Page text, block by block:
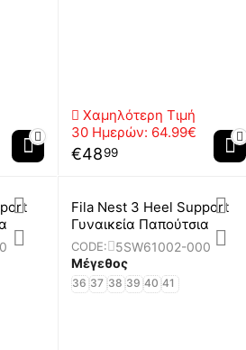
Χαμηλότερη Τιμή
30 Ημερών: 64.99€
€4899
Fila Nest 3 Heel Support
Γυναικεία Παπούτσια
CODE:
5SW61002-000
Μέγεθος
36 37 38 39 40 41